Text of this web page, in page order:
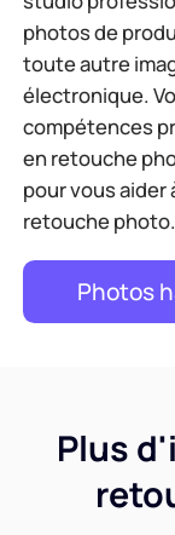
photos de
toute autre
électronique.
compétences
en retouche
pour vous aider
retouche photo.
Photos
Plus